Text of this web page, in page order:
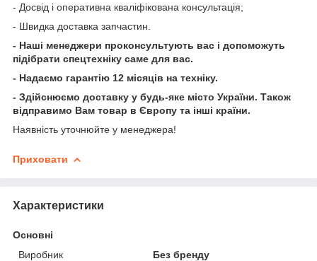
- Досвід і оперативна кваліфікована консультація;
- Швидка доставка запчастин.
- Наші менеджери проконсультують вас і допоможуть
підібрати спецтехніку саме для вас.
- Надаємо гарантію 12 місяців на техніку.
- Здійснюємо доставку у будь-яке місто України. Також
відправимо Вам товар в Європу та інші країни.
Наявність уточнюйте у менеджера!
Приховати
Характеристики
Основні
Виробник
Без бренду